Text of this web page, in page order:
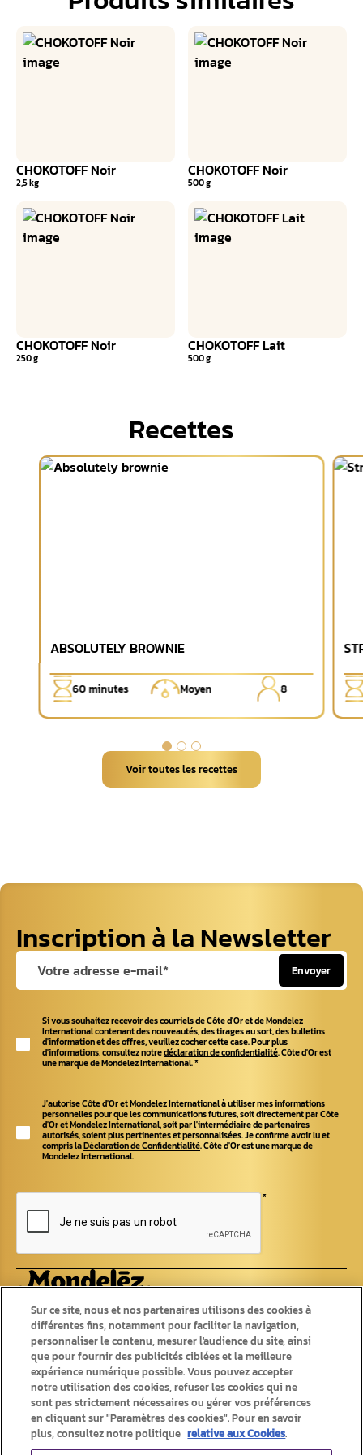
CHOKOTOFF Noir
2,5 kg
CHOKOTOFF Noir
500 g
CHOKOTOFF Noir
250 g
CHOKOTOFF Lait
500 g
Recettes
ABSOLUTELY BROWNIE
60 minutes Moyen 8
Voir toutes les recettes
Inscription à la Newsletter
Envoyer
Si vous souhaitez recevoir des courriels de Côte d'Or et de Mondelez
International contenant des nouveautés, des tirages au sort, des bulletins
d'information et des offres, veuillez cocher cette case. Pour plus
d'informations, consultez notredéclaration de confidentialité. Côte d'Or est
une marque de Mondelez International.*
J'autorise Côte d'Or et Mondelez International à utiliser mes informations
personnelles pour que les communications futures, soit directement par Côte
d'Or et Mondelez International, soit par l'intermédiaire de partenaires
autorisés, soient plus pertinentes et personnalisées. Je confirme avoir lu et
compris laDéclaration de Confidentialité. Côte d'Or est une marque de
Mondelez International.
*
Produits
Tablettes
Pralines
Chokotoff
Bâtons
Saisonniers
Autres chocolats
Recettes
Recettes originales
Recettes d'été
Recettes d'hiver
Sur ce site, nous et nos partenaires utilisons des cookies à
différentes fins, notamment pour faciliter la navigation,
personnaliser le contenu, mesurer l'audience du site, ainsi
que pour fournir des publicités ciblées et la meilleure
expérience numérique possible. Vous pouvez accepter
notre utilisation des cookies, refuser les cookies qui ne
sont pas strictement nécessaires ou gérer vos préférences
en cliquant sur "Paramètres des cookies". Pour en savoir
plus, consultez notre politique relative aux Cookies.